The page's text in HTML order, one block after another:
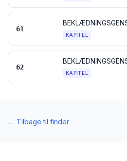
61
KAPITEL
62
KAPITEL
← Tilbage til finder